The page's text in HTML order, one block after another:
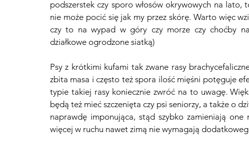
podszerstek czy sporo włosów okrywowych na
nie może pocić się jak my przez skórę. Warto więc
czy to na wypad w góry czy morze czy choćby
działkowe ogrodzone siatką)
Psy z krótkimi kufami tak zwane rasy
zbita masa i często też spora ilość mięśni potęguje
typie takiej rasy koniecznie zwróć na to uwagę.
będą też mieć szczenięta czy psi seniorzy, a także o
naprawdę imponująca, stąd szybko zamieniają
więcej w ruchu nawet zimą nie wymagają